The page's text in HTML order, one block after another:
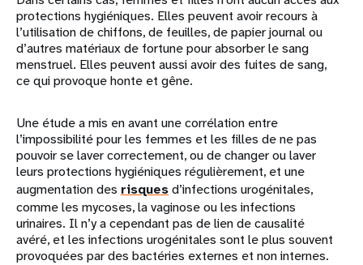
protections hygiéniques. Elles peuvent avoir recours à
l’utilisation de chiffons, de feuilles, de papier journal ou
d’autres matériaux de fortune pour absorber le sang
menstruel. Elles peuvent aussi avoir des fuites de sang,
ce qui provoque honte et gêne.
Une étude a mis en avant une corrélation entre
l’impossibilité pour les femmes et les filles de ne pas
pouvoir se laver correctement, ou de changer ou laver
leurs protections hygiéniques régulièrement, et une
augmentation des risquesd’infections urogénitales,
comme les mycoses, la vaginose ou les infections
urinaires. Il n’y a cependant pas de lien de causalité
avéré, et les infections urogénitales sont le plus souvent
provoquées par des bactéries externes et non internes.